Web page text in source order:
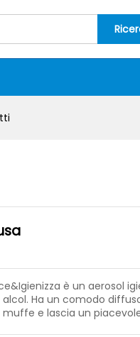
è un aerosol
Ha un comodo
e lascia un